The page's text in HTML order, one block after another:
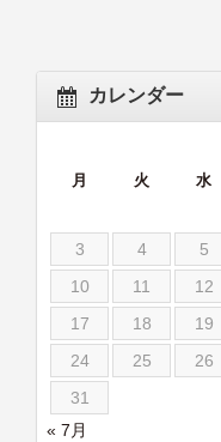
カレンダー
月 火 水
3
4 5
10
11 12
17
18 19
24
25 26
31
« 7月